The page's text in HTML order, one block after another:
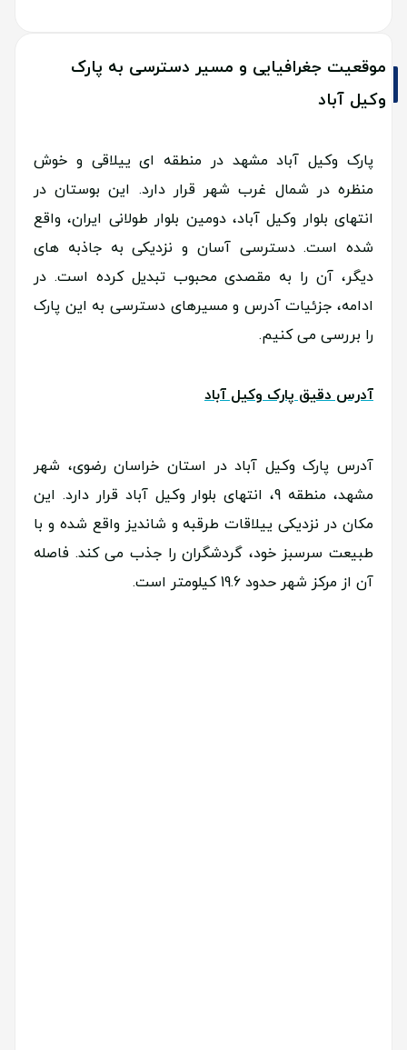
موقعیت جغرافیایی و مسیر دسترسی به پارک
وکیل آباد
پارک وکیل آباد مشهد در منطقه ای ییلاقی و خوش
منظره در شمال غرب شهر قرار دارد. این بوستان در
انتهای بلوار وکیل آباد، دومین بلوار طولانی ایران، واقع
شده است. دسترسی آسان و نزدیکی به جاذبه های
دیگر، آن را به مقصدی محبوب تبدیل کرده است. در
ادامه، جزئیات آدرس و مسیرهای دسترسی به این پارک
را بررسی می کنیم.
آدرس دقیق پارک وکیل آباد
آدرس پارک وکیل آباد در استان خراسان رضوی، شهر
مشهد، منطقه 9، انتهای بلوار وکیل آباد قرار دارد. این
مکان در نزدیکی ییلاقات طرقبه و شاندیز واقع شده و با
طبیعت سرسبز خود، گردشگران را جذب می کند. فاصله
آن از مرکز شهر حدود 19.6 کیلومتر است.